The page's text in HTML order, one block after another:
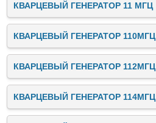
КВАРЦЕВЫЙ ГЕНЕРАТОР 11 МГЦ
КВАРЦЕВЫЙ ГЕНЕРАТОР 110МГЦ
КВАРЦЕВЫЙ ГЕНЕРАТОР 112МГЦ
КВАРЦЕВЫЙ ГЕНЕРАТОР 114МГЦ